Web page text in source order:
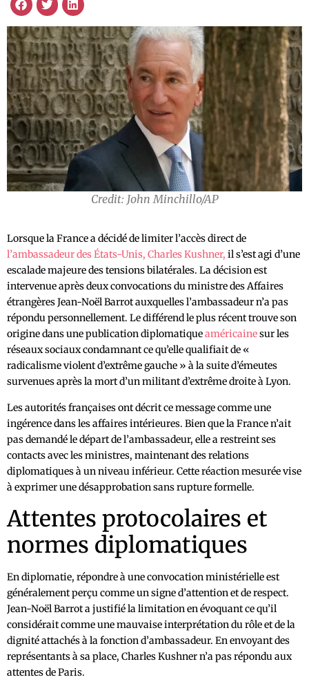
Credit: John Minchillo/AP
Lorsque la France a décidé de limiter l’accès direct de
l’ambassadeur des États-Unis, Charles Kushner, il s’est agi d’une
escalade majeure des tensions bilatérales. La décision est
intervenue après deux convocations du ministre des Affaires
étrangères Jean-Noël Barrot auxquelles l’ambassadeur n’a pas
répondu personnellement. Le différend le plus récent trouve son
origine dans une publication diplomatiqueaméricainesur les
réseaux sociaux condamnant ce qu’elle qualifiait de «
radicalisme violent d’extrême gauche » à la suite d’émeutes
survenues après la mort d’un militant d’extrême droite à Lyon.
Les autorités françaises ont décrit ce message comme une
ingérence dans les affaires intérieures. Bien que la France n’ait
pas demandé le départ de l’ambassadeur, elle a restreint ses
contacts avec les ministres, maintenant des relations
diplomatiques à un niveau inférieur. Cette réaction mesurée vise
à exprimer une désapprobation sans rupture formelle.
Attentes protocolaires et
normes diplomatiques
En diplomatie, répondre à une convocation ministérielle est
généralement perçu comme un signe d’attention et de respect.
Jean-Noël Barrot a justifié la limitation en évoquant ce qu’il
considérait comme une mauvaise interprétation du rôle et de la
dignité attachés à la fonction d’ambassadeur. En envoyant des
représentants à sa place, Charles Kushner n’a pas répondu aux
attentes de Paris.